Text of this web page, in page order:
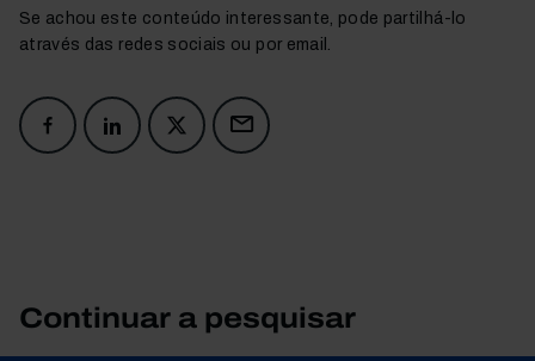
Se achou este conteúdo interessante, pode partilhá-lo
através das redes sociais ou por email.
Continuar a pesquisar